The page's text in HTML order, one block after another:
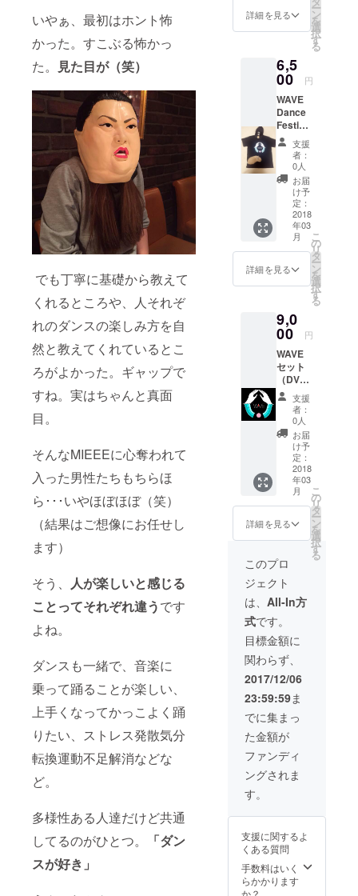
いやぁ、最初はホント怖
かった。すこぶる怖かっ
た。
見た目が（笑）
でも丁寧に基礎から教えて
くれるところや、人それぞ
れのダンスの楽しみ方を自
然と教えてくれているとこ
ろがよかった。ギャップで
すね。実はちゃんと真面
目。
そんなMIEEEに心奪われて
入った男性たちもちらほ
ら･･･いやほぼほぼ（笑）
（結果はご想像にお任せし
ます）
そう、 人が楽しいと感じる
ことってそれぞれ違うです
よね。
ダンスも一緒で、音楽に
乗って踊ることが楽しい、
上手くなってかっこよく踊
りたい、ストレス発散気分
転換運動不足解消などな
ど。
多様性ある人達だけど共通
してるのがひとつ。
「ダン
スが好き」
詳細を見る ー
ン
を
選
択
す
る
6,5
00 円
WAVE
Dance
Festival
Yell チ
ケット
＆Ｔ
シャツ
支援
者：
0人
お届
け予
定：
2018
年03
月
詳細を見る
こ
の
リ
タ
ー
ン
を
選
択
す
る
9,0
00 円
WAVE
セット
（DVD
&チケッ
ト）支援
者：
0人
お届
け予
定：
2018
年03
月
詳細を見る
こ
の
リ
タ
ー
ン
を
選
択
す
る
このプロ
ジェクト
は、 All-In方
式です。
目標金額に
関わらず、
2017/12/06
23:59:59ま
でに集まっ
た金額が
ファンディ
ングされま
す。
支援に関するよ
くある質問
手数料はいく
らかかります